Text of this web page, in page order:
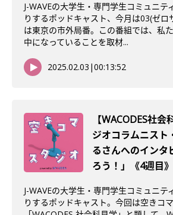
J-WAVEの大学生・専門学生コミュニテ
りするポッドキャスト、今月は03(ゼロ
は東京の市外局番。この番組では、私
中になっていることを取材...
2025.02.03 |00:13:52
【WACODES社
ジオコラムニスト
るさんへのインタ
ろう！」《4週目》
J-WAVEの大学生・専門学生コミュニテ
りするポッドキャスト。今回は空きコ